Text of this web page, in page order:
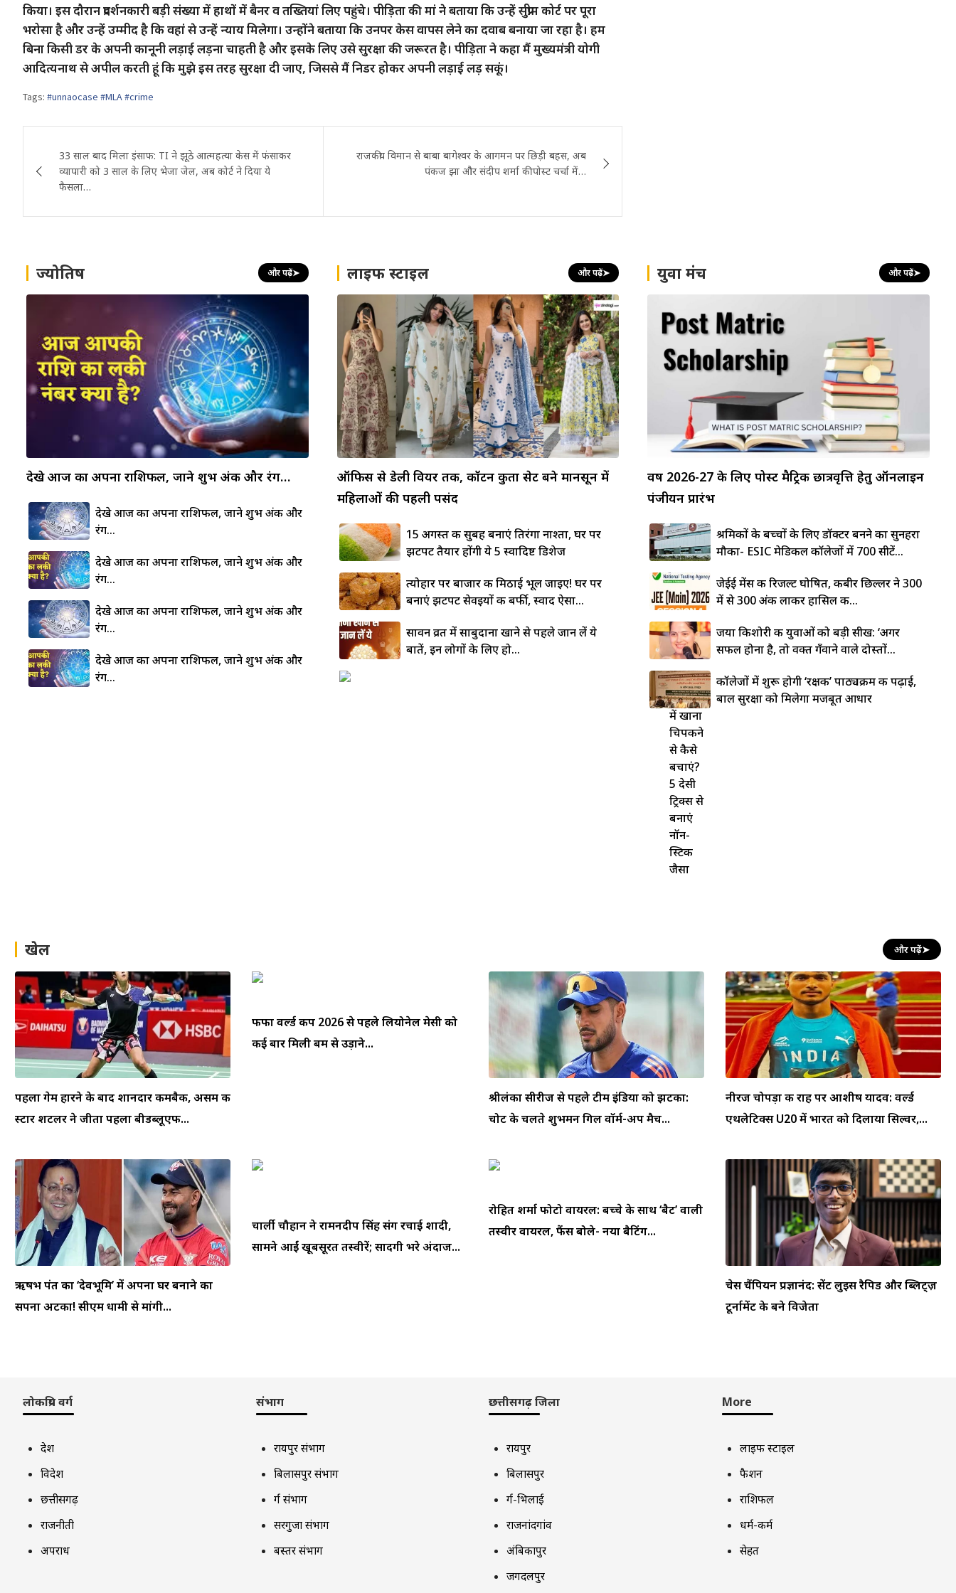
किया। इस दौरान प्रदर्शनकारी बड़ी संख्या में हाथों में बैनर व तख्तियां लिए पहुंचे। पीड़िता की मां ने बताया कि उन्हें सुप्रीम कोर्ट पर पूरा
भरोसा है और उन्हें उम्मीद है कि वहां से उन्हें न्याय मिलेगा। उन्होंने बताया कि उनपर केस वापस लेने का दवाब बनाया जा रहा है। हम
बिना किसी डर के अपनी कानूनी लड़ाई लड़ना चाहती है और इसके लिए उसे सुरक्षा की जरूरत है। पीड़िता ने कहा मैं मुख्यमंत्री योगी
आदित्यनाथ से अपील करती हूं कि मुझे इस तरह सुरक्षा दी जाए, जिससे मैं निडर होकर अपनी लड़ाई लड़ सकूं।
Tags: #unnaocase #MLA #crime
navigation
33 साल बाद मिला इंसाफ: TI ने झूठे आत्महत्या केस में फंसाकर
व्यापारी को 3 साल के लिए भेजा जेल, अब कोर्ट ने दिया ये
फैसला…
राजकीय विमान से बाबा बागेश्वर के आगमन पर छिड़ी बहस, अब
पंकज झा और संदीप शर्मा की पोस्ट चर्चा में…
ज्योतिष और पढ़ें➤
देखे आज का अपना राशिफल, जाने शुभ अंक और रंग…
देखे आज का अपना राशिफल, जाने शुभ अंक और
रंग…
देखे आज का अपना राशिफल, जाने शुभ अंक और
रंग…
देखे आज का अपना राशिफल, जाने शुभ अंक और
रंग…
देखे आज का अपना राशिफल, जाने शुभ अंक और
रंग…
लाइफ स्टाइल और पढ़ें➤
ऑफिस से डेली वियर तक, कॉटन कुर्ता सेट बने मानसून में
महिलाओं की पहली पसंद
15 अगस्त की सुबह बनाएं तिरंगा नाश्ता, घर पर
झटपट तैयार होंगी ये 5 स्वादिष्ट डिशेज
त्योहार पर बाजार की मिठाई भूल जाइए! घर पर
बनाएं झटपट सेवइयों की बर्फी, स्वाद ऐसा...
सावन व्रत में साबुदाना खाने से पहले जान लें ये
बातें, इन लोगों के लिए हो...
लोहे की
कड़ाही
में खाना
चिपकने
से कैसे
बचाएं?
5 देसी
ट्रिक्स से
बनाएं
नॉन-
स्टिक
जैसा
युवा मंच और पढ़ें➤
वर्ष 2026-27 के लिए पोस्ट मैट्रिक छात्रवृत्ति हेतु ऑनलाइन
पंजीयन प्रारंभ
श्रमिकों के बच्चों के लिए डॉक्टर बनने का सुनहरा
मौका- ESIC मेडिकल कॉलेजों में 700 सीटें...
जेईई मेंस की रिजल्ट घोषित, कबीर छिल्लर ने 300
में से 300 अंक लाकर हासिल की...
जया किशोरी की युवाओं को बड़ी सीख: ‘अगर
सफल होना है, तो वक्त गँवाने वाले दोस्तों...
कॉलेजों में शुरू होगी ‘रक्षक’ पाठ्यक्रम की पढ़ाई,
बाल सुरक्षा को मिलेगा मजबूत आधार
खेल और पढ़ें➤
पहला गेम हारने के बाद शानदार कमबैक, असम की
स्टार शटलर ने जीता पहला बीडब्लूएफ...
फीफा वर्ल्ड कप 2026 से पहले लियोनेल मेसी को
कई बार मिली बम से उड़ाने...
श्रीलंका सीरीज से पहले टीम इंडिया को झटका:
चोट के चलते शुभमन गिल वॉर्म-अप मैच...
नीरज चोपड़ा की राह पर आशीष यादव: वर्ल्ड
एथलेटिक्स U20 में भारत को दिलाया सिल्वर,...
ऋषभ पंत का ‘देवभूमि’ में अपना घर बनाने का
सपना अटका! सीएम धामी से मांगी...
चार्ली चौहान ने रामनदीप सिंह संग रचाई शादी,
सामने आईं खूबसूरत तस्वीरें; सादगी भरे अंदाज...
रोहित शर्मा फोटो वायरल: बच्चे के साथ ‘बैट’ वाली
तस्वीर वायरल, फैंस बोले- नया बैटिंग...
चेस चैंपियन प्रज्ञानंद: सेंट लुइस रैपिड और ब्लिट्ज़
टूर्नामेंट के बने विजेता
लोकप्रिय वर्ग
देश
विदेश
छत्तीसगढ़
राजनीती
अपराध
संभाग
रायपुर संभाग
बिलासपुर संभाग
दुर्ग संभाग
सरगुजा संभाग
बस्तर संभाग
छत्तीसगढ़ जिला
रायपुर
बिलासपुर
दुर्ग-भिलाई
राजनांदगांव
अंबिकापुर
जगदलपुर
More
लाइफ स्टाइल
फैशन
राशिफल
धर्म-कर्म
सेहत